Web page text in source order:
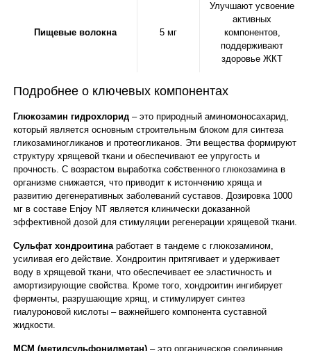
Пищевые волокна 5 мг
Улучшают усвоение
активных
компонентов,
поддерживают
здоровье ЖКТ
Подробнее о ключевых компонентах
Глюкозамин гидрохлорид – это природный аминомоносахарид,
который является основным строительным блоком для синтеза
гликозаминогликанов и протеогликанов. Эти вещества формируют
структуру хрящевой ткани и обеспечивают ее упругость и
прочность. С возрастом выработка собственного глюкозамина в
организме снижается, что приводит к истончению хряща и
развитию дегенеративных заболеваний суставов. Дозировка 1000
мг в составе Enjoy NT является клинически доказанной
эффективной дозой для стимуляции регенерации хрящевой ткани.
Сульфат хондроитинаработает в тандеме с глюкозамином,
усиливая его действие. Хондроитин притягивает и удерживает
воду в хрящевой ткани, что обеспечивает ее эластичность и
амортизирующие свойства. Кроме того, хондроитин ингибирует
ферменты, разрушающие хрящ, и стимулирует синтез
гиалуроновой кислоты – важнейшего компонента суставной
жидкости.
МСМ (метилсульфонилметан) – это органическое соединение